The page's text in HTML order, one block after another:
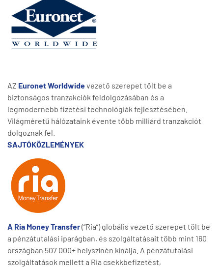
AZ Euronet Worldwidevezető szerepet tölt be a
biztonságos tranzakciók feldolgozásában és a
legmodernebb fizetési technológiák fejlesztésében.
Világméretű hálózataink évente több milliárd tranzakciót
dolgoznak fel.
SAJTÓKÖZLEMÉNYEK
A Ria Money Transfer(“Ria”) globális vezető szerepet tölt be
a pénzátutalási iparágban, és szolgáltatásait több mint 160
országban 507 000+ helyszínén kínálja. A pénzátutalási
szolgáltatások mellett a Ria csekkbefizetést,